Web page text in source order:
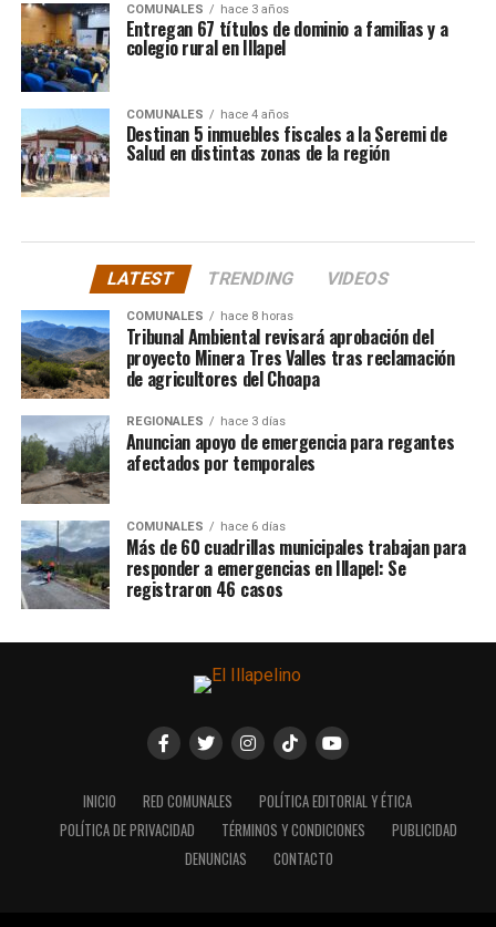
COMUNALES hace 3 años
Entregan 67 títulos de dominio a familias y a
colegio rural en Illapel
COMUNALES hace 4 años
Destinan 5 inmuebles fiscales a la Seremi de
Salud en distintas zonas de la región
LATEST TRENDING VIDEOS
COMUNALES hace 8 horas
Tribunal Ambiental revisará aprobación del
proyecto Minera Tres Valles tras reclamación
de agricultores del Choapa
REGIONALES hace 3 días
Anuncian apoyo de emergencia para regantes
afectados por temporales
COMUNALES hace 6 días
Más de 60 cuadrillas municipales trabajan para
responder a emergencias en Illapel: Se
registraron 46 casos
INICIO RED COMUNALES
POLÍTICA EDITORIAL Y ÉTICA
POLÍTICA DE PRIVACIDAD
TÉRMINOS Y CONDICIONES
PUBLICIDAD
DENUNCIAS
CONTACTO